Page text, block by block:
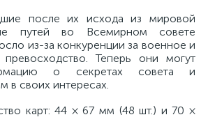
после их исхода из мировой
путей во Всемирном совете
из-за конкуренции за военное и
превосходство. Теперь они могут
о секретах совета и
в своих интересах.
карт: 44 × 67 мм (48 шт.) и 70 ×